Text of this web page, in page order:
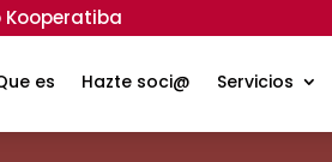
Kooperatiba
es Hazte soci@ Servicios
fija